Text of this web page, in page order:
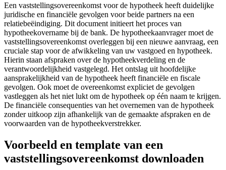
Een vaststellingsovereenkomst voor de hypotheek heeft duidelijke
juridische en financiële gevolgen voor beide partners na een
relatiebeëindiging. Dit document initieert het proces van
hypotheekovername bij de bank. De hypotheekaanvrager moet de
vaststellingsovereenkomst overleggen bij een nieuwe aanvraag, een
cruciale stap voor de afwikkeling van uw vastgoed en hypotheek.
Hierin staan afspraken over de hypotheekverdeling en de
verantwoordelijkheid vastgelegd. Het ontslag uit hoofdelijke
aansprakelijkheid van de hypotheek heeft financiële en fiscale
gevolgen. Ook moet de overeenkomst expliciet de gevolgen
vastleggen als het niet lukt om de hypotheek op één naam te krijgen.
De financiële consequenties van het overnemen van de hypotheek
zonder uitkoop zijn afhankelijk van de gemaakte afspraken en de
voorwaarden van de hypotheekverstrekker.
Voorbeeld en template van een
vaststellingsovereenkomst downloaden